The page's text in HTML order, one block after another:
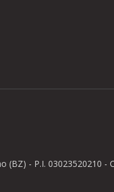
(BZ) - P.I. 03023520210 -